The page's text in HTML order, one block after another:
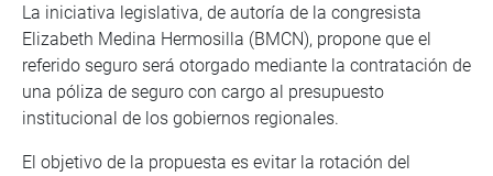
La iniciativa legislativa, de autoría de la congresista
Elizabeth Medina Hermosilla (BMCN), propone que el
referido seguro será otorgado mediante la contratación de
una póliza de seguro con cargo al presupuesto
institucional de los gobiernos regionales.
El objetivo de la propuesta es evitar la rotación del